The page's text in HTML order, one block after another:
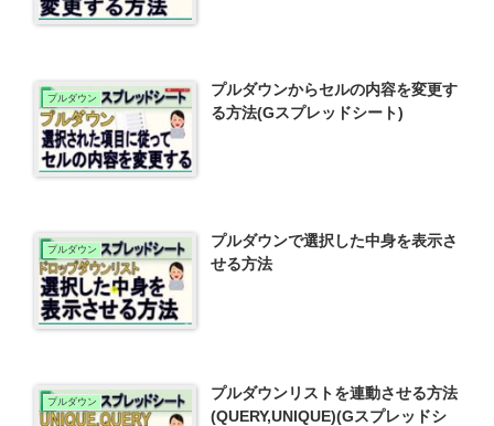
プルダウン
プルダウンからセルの内容を変更す
る方法(Gスプレッドシート)
プルダウン
プルダウンで選択した中身を表示さ
せる方法
プルダウン
プルダウンリストを連動させる方法
(QUERY,UNIQUE)(Gスプレッドシ